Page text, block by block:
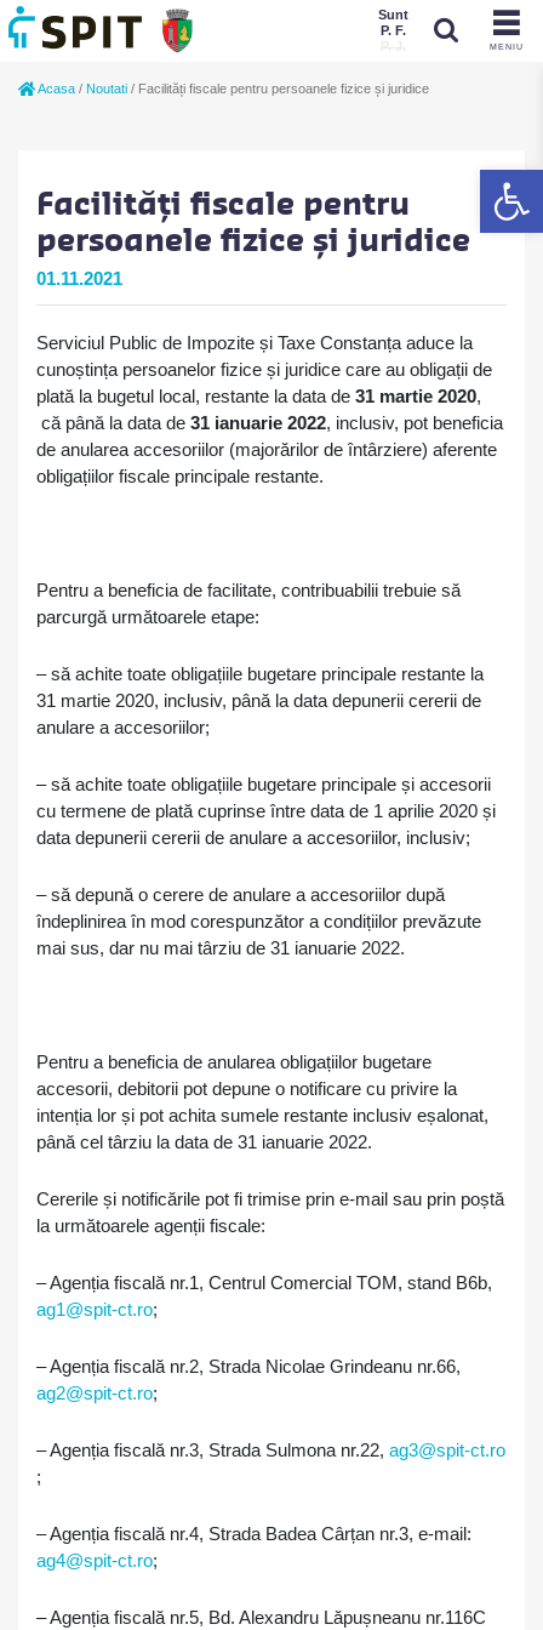
MENIU
Sunt
P. F.
P. J.
Acasa / Noutati / Facilități fiscale pentru persoanele fizice și juridice
Facilități fiscale pentru
persoanele fizice și juridice
01.11.2021
Serviciul Public de Impozite și Taxe Constanța aduce la
cunoștința persoanelor fizice și juridice care au obligații de
plată la bugetul local, restante la data de 31 martie 2020,
că până la data de 31 ianuarie 2022, inclusiv, pot beneficia
de anularea accesoriilor (majorărilor de întârziere) aferente
obligațiilor fiscale principale restante.
Pentru a beneficia de facilitate, contribuabilii trebuie să
parcurgă următoarele etape:
– să achite toate obligațiile bugetare principale restante la
31 martie 2020, inclusiv, până la data depunerii cererii de
anulare a accesoriilor;
– să achite toate obligațiile bugetare principale și accesorii
cu termene de plată cuprinse între data de 1 aprilie 2020 și
data depunerii cererii de anulare a accesoriilor, inclusiv;
– să depună o cerere de anulare a accesoriilor după
îndeplinirea în mod corespunzător a condițiilor prevăzute
mai sus, dar nu mai târziu de 31 ianuarie 2022.
Pentru a beneficia de anularea obligațiilor bugetare
accesorii, debitorii pot depune o notificare cu privire la
intenția lor și pot achita sumele restante inclusiv eșalonat,
până cel târziu la data de 31 ianuarie 2022.
Cererile și notificările pot fi trimise prin e-mail sau prin poștă
la următoarele agenții fiscale:
– Agenția fiscală nr.1, Centrul Comercial TOM, stand B6b,
ag1@spit-ct.ro;
– Agenția fiscală nr.2, Strada Nicolae Grindeanu nr.66,
ag2@spit-ct.ro;
– Agenția fiscală nr.3, Strada Sulmona nr.22, ag3@spit-ct.ro
;
– Agenția fiscală nr.4, Strada Badea Cârțan nr.3, e-mail:
ag4@spit-ct.ro;
– Agenția fiscală nr.5, Bd. Alexandru Lăpușneanu nr.116C